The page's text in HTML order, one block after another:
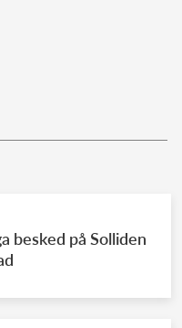
besked på Solliden